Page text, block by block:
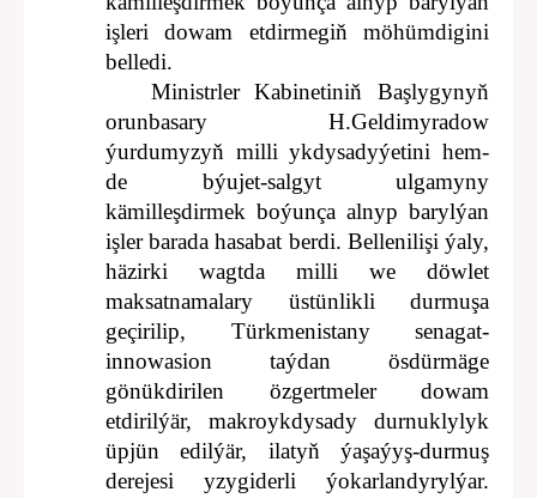
işleri dowam etdirmegiň möhümdigini
belledi.
Ministrler Kabinetiniň Başlygynyň
orunbasary H.Geldimyradow
ýurdumyzyň milli ykdysadyýetini hem-
de býujet-salgyt ulgamyny
kämilleşdirmek boýunça alnyp barylýan
işler barada hasabat berdi. Bellenilişi ýaly,
häzirki wagtda milli we döwlet
maksatnamalary üstünlikli durmuşa
geçirilip, Türkmenistany senagat-
innowasion taýdan ösdürmäge
gönükdirilen özgertmeler dowam
etdirilýär, makroykdysady durnuklylyk
üpjün edilýär, ilatyň ýaşaýyş-durmuş
derejesi yzygiderli ýokarlandyrylýar.